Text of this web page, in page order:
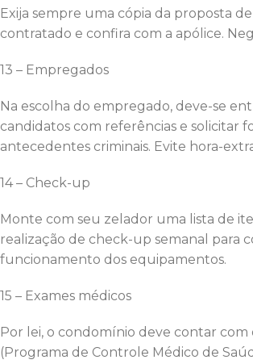
Exija sempre uma cópia da proposta
contratado e confira com a apólice.
13 – Empregados
Na escolha do empregado, deve-se
candidatos com referências e solicitar
antecedentes criminais. Evite hora-
14 – Check-up
Monte com seu zelador uma lista de
realização de check-up semanal para
funcionamento dos equipamentos.
15 – Exames médicos
Por lei, o condomínio deve contar com
(Programa de Controle Médico de